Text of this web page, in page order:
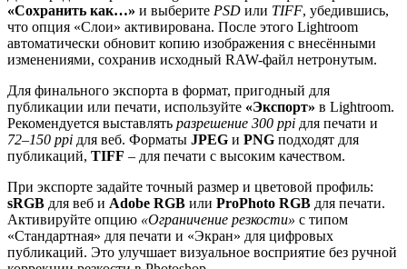
«Сохранить как…» и выберите PSD или TIFF, убедившись,
что опция «Слои» активирована. После этого Lightroom
автоматически обновит копию изображения с внесёнными
изменениями, сохранив исходный RAW-файл нетронутым.
Для финального экспорта в формат, пригодный для
публикации или печати, используйте «Экспорт» в Lightroom.
Рекомендуется выставлять разрешение 300 ppi для печати и
72–150 ppi для веб. Форматы JPEG и PNG подходят для
публикаций, TIFF – для печати с высоким качеством.
При экспорте задайте точный размер и цветовой профиль:
sRGB для веб и Adobe RGB или ProPhoto RGB для печати.
Активируйте опцию «Ограничение резкости» с типом
«Стандартная» для печати и «Экран» для цифровых
публикаций. Это улучшает визуальное восприятие без ручной